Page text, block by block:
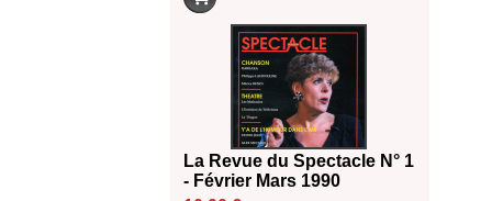
La Revue du Spectacle N° 1
- Février Mars 1990